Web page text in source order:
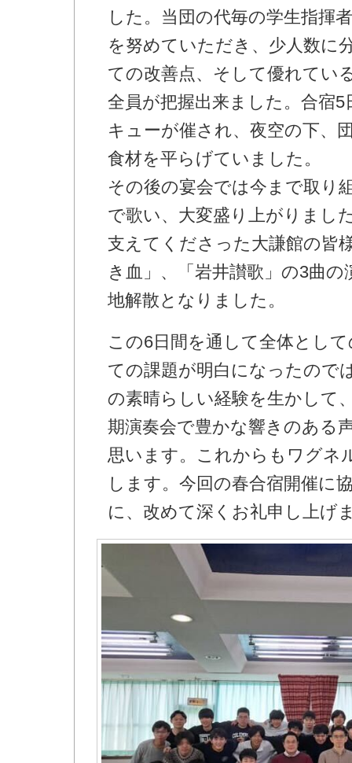
した。当団の代毎の学生指揮
を努めていただき、少人数に
ての改善点、そして優れてい
全員が把握出来ました。合宿
キューが催され、夜空の下、
食材を平らげていました。
その後の宴会では今まで取り
で歌い、大変盛り上がりまし
支えてくださった大謙館の皆
き血」、「岩井讃歌」の3曲
地解散となりました。
この6日間を通して全体とし
ての課題が明白になったので
の素晴らしい経験を生かして
期演奏会で豊かな響きのある
思います。これからもワグネ
します。今回の春合宿開催に
に、改めて深くお礼申し上げ